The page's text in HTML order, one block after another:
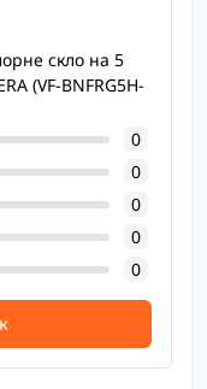
скло на 5
(VF-BNFRG5H-
0
0
0
0
0